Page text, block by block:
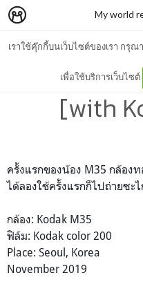
เราใช้คุ๊กกี้บนเว็บไซต์ของเรา กรุ
เพื่อใช้บริการเว็บไซต์
My world
2019
[with
ครั้งแรกของน้อง M35 กล้อง
ได้ลองใช้ครั้งแรกก็ไปถ่ายซะไ
กล้อง: Kodak M35
ฟิล์ม: Kodak color 200
Place: Seoul, Korea
November 2019